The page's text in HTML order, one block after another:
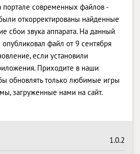
портале современных файлов -
откорректированы найденные
сбои звука аппарата. На данный
файл от 9 сентября
если установили
Приходите в наши
обновлять только любимые игры
загруженные нами на сайт.
1.0.2